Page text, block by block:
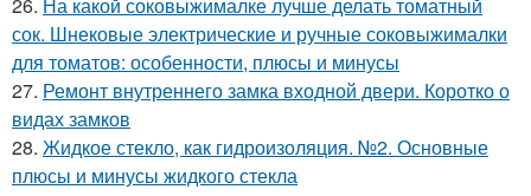
сок. Шнековые электрические и ручные соковыжималки
для томатов: особенности, плюсы и минусы
27. Ремонт внутреннего замка входной двери. Коротко о
видах замков
28. Жидкое стекло, как гидроизоляция. №2. Основные
плюсы и минусы жидкого стекла